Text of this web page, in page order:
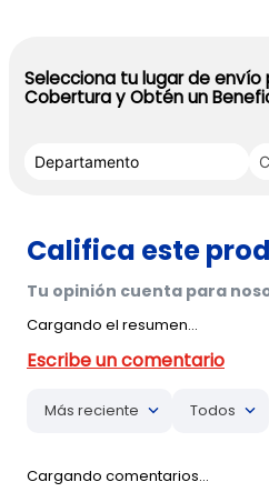
Selecciona tu lugar de envío
Cobertura y Obtén un
Cargando el resumen…
Más reciente Todos
Cargando comentarios…